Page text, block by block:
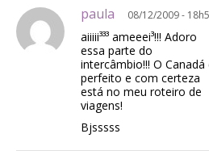
paula 08/12/2009 -
aiiiii³³³ ameeei³!!! Adoro
essa parte do
intercâmbio!!! O Canadá
perfeito e com certeza
está no meu roteiro de
viagens!
Bjsssss